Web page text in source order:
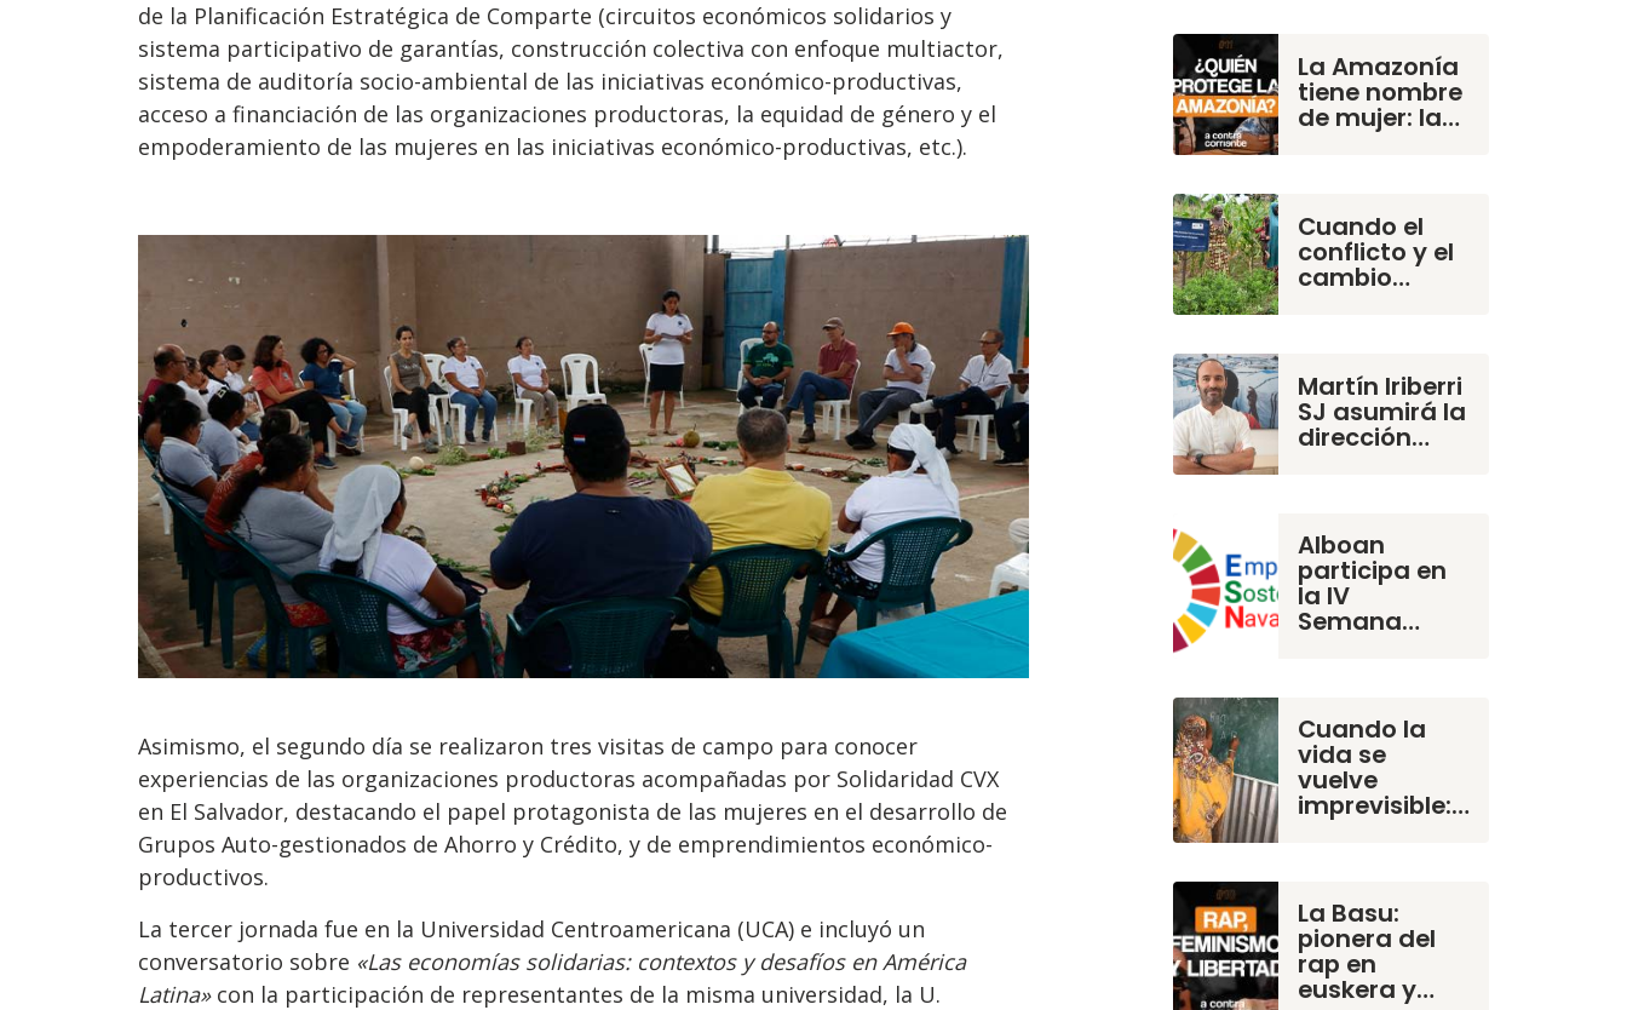
de la Planificación Estratégica de Comparte (circuitos económicos solidarios y
sistema participativo de garantías, construcción colectiva con enfoque multiactor,
sistema de auditoría socio-ambiental de las iniciativas económico-productivas,
acceso a financiación de las organizaciones productoras, la equidad de género y el
empoderamiento de las mujeres en las iniciativas económico-productivas, etc.).
Asimismo, el segundo día se realizaron tres visitas de campo para conocer
experiencias de las organizaciones productoras acompañadas por Solidaridad CVX
en El Salvador, destacando el papel protagonista de las mujeres en el desarrollo de
Grupos Auto-gestionados de Ahorro y Crédito, y de emprendimientos económico-
productivos.
La tercer jornada fue en la Universidad Centroamericana (UCA) e incluyó un
conversatorio sobre «Las economías solidarias: contextos y desafíos en América
Latina»con la participación de representantes de la misma universidad, la U.
La Amazonía
tiene nombre
de mujer: la…
Cuando el
conflicto y el
cambio…
Martín Iriberri
SJ asumirá la
dirección…
Alboan
participa en
la IV
Semana…
Cuando la
vida se
vuelve
imprevisible:…
La Basu:
pionera del
rap en
euskera y…